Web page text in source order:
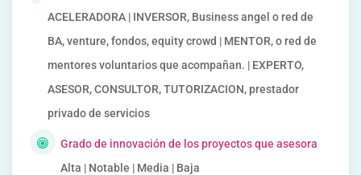
ACELERADORA | INVERSOR, Business angel o red de
BA, venture, fondos, equity crowd | MENTOR, o red de
mentores voluntarios que acompañan. | EXPERTO,
ASESOR, CONSULTOR, TUTORIZACION, prestador
privado de servicios
Grado de innovación de los proyectos que asesora
Alta | Notable | Media | Baja